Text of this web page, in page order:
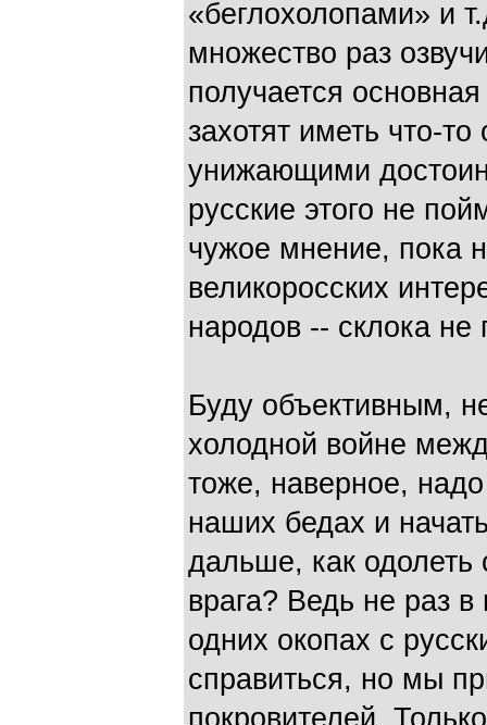
«беглохолопами» и
множество раз
получается
захотят иметь что-
унижающими
русские этого не
чужое мнение, пока
великоросских
народов -- склока не
Буду объективным,
холодной войне
тоже, наверное, надо
наших бедах и
дальше, как одолеть
врага? Ведь не раз
одних окопах с
справиться, но мы
покровителей.